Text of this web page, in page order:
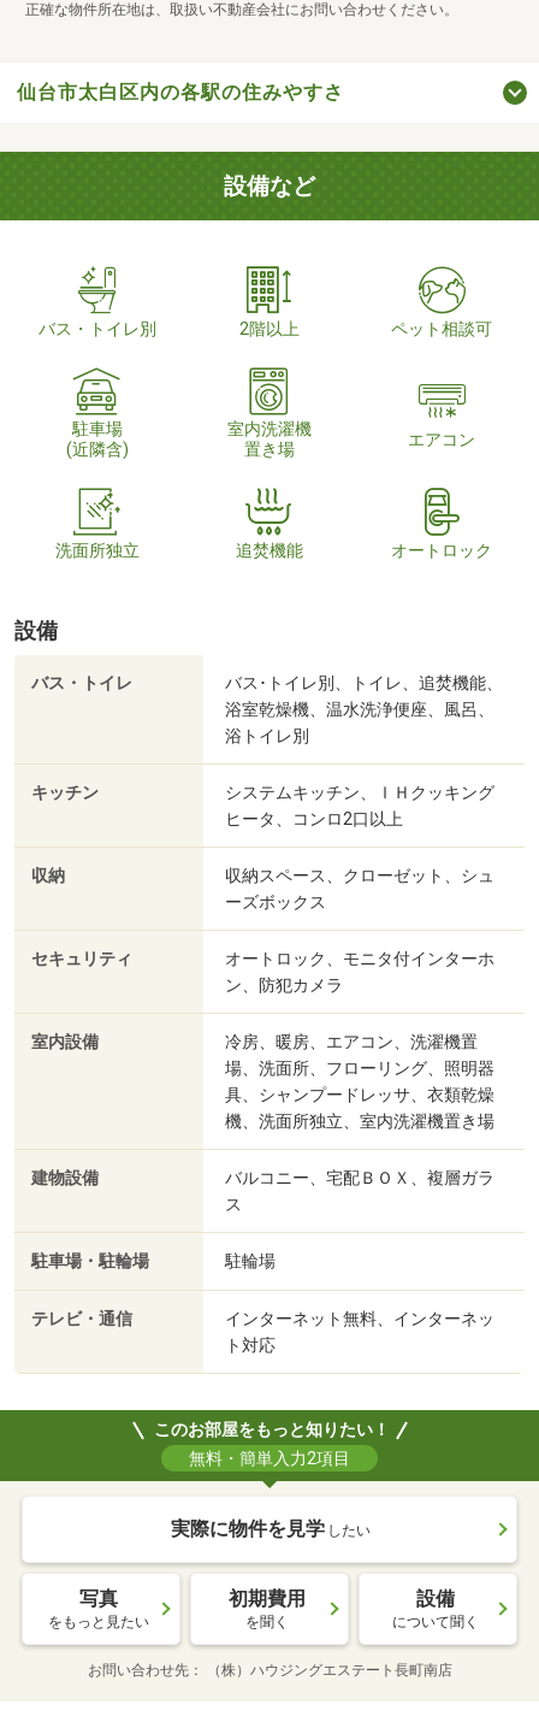
正確な物件所在地は、取扱い不動産会社にお問い合わせください。
仙台市太白区内の各駅の住みやすさ
設備など
バス・トイレ別 2階以上 ペット相談可
駐車場
(近隣含)
室内洗濯機
置き場
エアコン
洗面所独立 追焚機能 オートロック
設備
バス・トイレ
バス･トイレ別、トイレ、追焚機能、
浴室乾燥機、温水洗浄便座、風呂、
浴トイレ別
キッチン
システムキッチン、ＩＨクッキング
ヒータ、コンロ2口以上
収納
収納スペース、クローゼット、シュ
ーズボックス
セキュリティ
オートロック、モニタ付インターホ
ン、防犯カメラ
室内設備
冷房、暖房、エアコン、洗濯機置
場、洗面所、フローリング、照明器
具、シャンプードレッサ、衣類乾燥
機、洗面所独立、室内洗濯機置き場
建物設備
バルコニー、宅配ＢＯＸ、複層ガラ
ス
駐車場・駐輪場 駐輪場
テレビ・通信
インターネット無料、インターネッ
ト対応
このお部屋をもっと知りたい！
無料・簡単入力2項目
実際に物件を見学 したい
写真
をもっと見たい
初期費用
を聞く
設備
について聞く
お問い合わせ先 （株）ハウジングエステート長町南店